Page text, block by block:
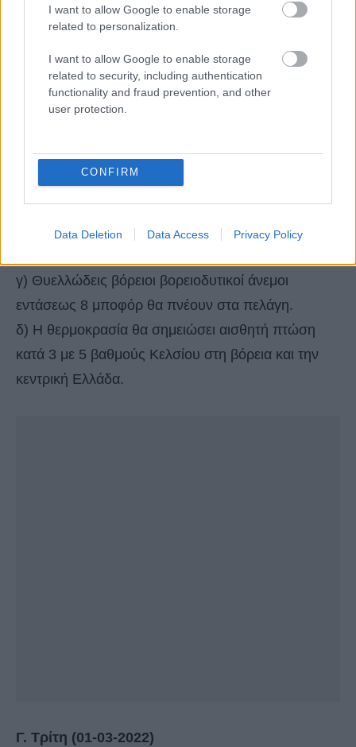
I want to allow Google to enable storage
related to personalization.
I want to allow Google to enable storage
related to security, including authentication
functionality and fraud prevention, and other
user protection.
CONFIRM
Data Deletion Data Access Privacy Policy
Β. Δευτέρα (28-02-2022)
α) Κατά τόπους ισχυρές βροχές και καταιγίδες θα
εκδηλωθούν τις πρώτες πρωινές ώρες στα
θαλάσσια και παραθαλάσσια της ανατολικής
ανατολικού Αιγαίου.
β) Χιονοπτώσεις κατά τόπους πυκνές θα
σημειωθούν στα ηπειρωτικά ορεινά καθώς και σε
ημιορεινές περιοχές της Θεσσαλίας και της
γ) Θυελλώδεις βόρειοι βορειοδυτικοί άνεμοι
εντάσεως 8 μποφόρ θα πνέουν στα πελάγη.
δ) Η θερμοκρασία θα σημειώσει αισθητή πτώση
κατά 3 με 5 βαθμούς Κελσίου στη βόρεια και την
κεντρική Ελλάδα.
Γ. Τρίτη (01-03-2022)